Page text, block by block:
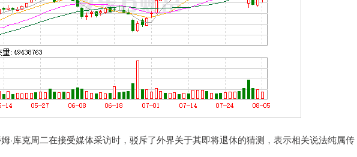
库克周二在接受媒体采访时，驳斥了外界关于其即将退休的猜测，表示相关说法纯属传